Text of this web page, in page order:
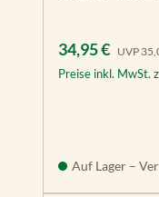
34,95 € UVP
Preise inkl. MwSt.
Auf Lager –